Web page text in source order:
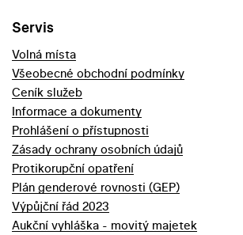
Servis
Volná místa
Všeobecné obchodní podmínky
Ceník služeb
Informace a dokumenty
Prohlášení o přístupnosti
Zásady ochrany osobních údajů
Protikorupční opatření
Plán genderové rovnosti (GEP)
Výpůjční řád 2023
Aukční vyhláška - movitý majetek